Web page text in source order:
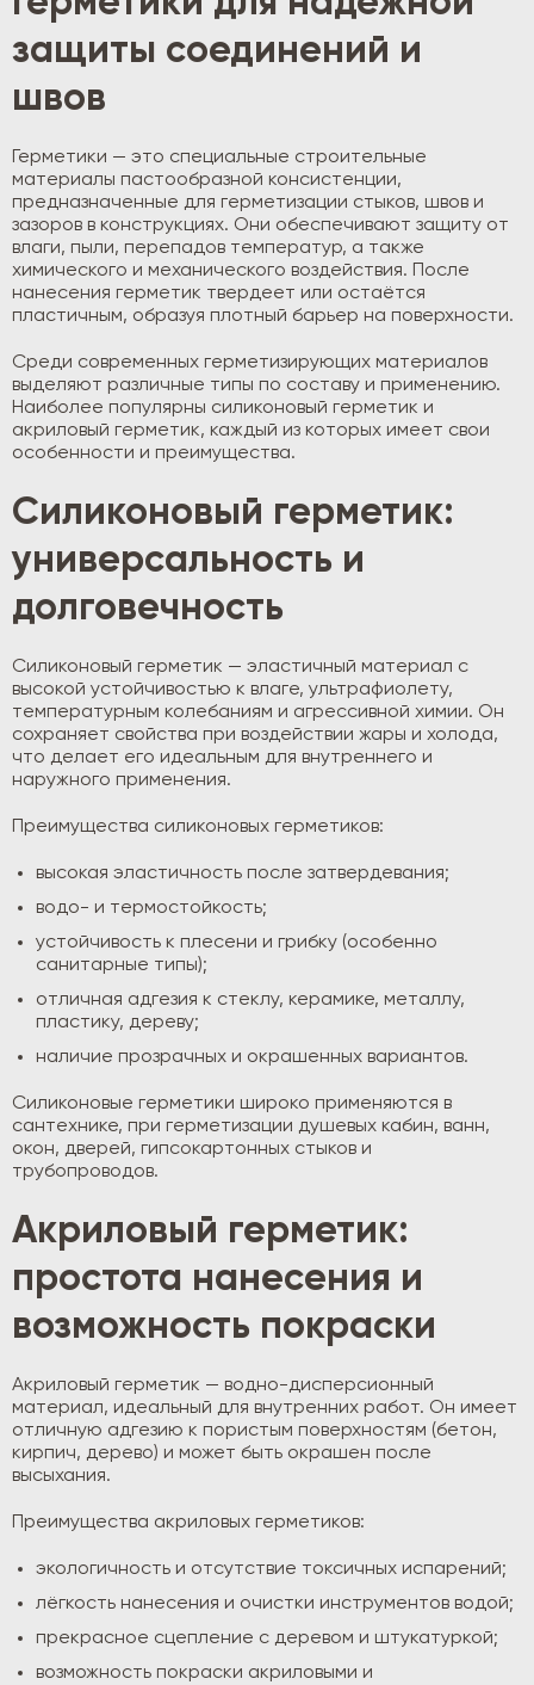
защиты соединений и
швов
Герметики — это специальные строительные
материалы пастообразной консистенции,
предназначенные для герметизации стыков, швов и
зазоров в конструкциях. Они обеспечивают защиту от
влаги, пыли, перепадов температур, а также
химического и механического воздействия. После
нанесения герметик твердеет или остаётся
пластичным, образуя плотный барьер на поверхности.
Среди современных герметизирующих материалов
выделяют различные типы по составу и применению.
Наиболее популярны силиконовый герметик и
акриловый герметик, каждый из которых имеет свои
особенности и преимущества.
Силиконовый герметик:
универсальность и
долговечность
Силиконовый герметик — эластичный материал с
высокой устойчивостью к влаге, ультрафиолету,
температурным колебаниям и агрессивной химии. Он
сохраняет свойства при воздействии жары и холода,
что делает его идеальным для внутреннего и
наружного применения.
Преимущества силиконовых герметиков:
высокая эластичность после затвердевания;
водо- и термостойкость;
устойчивость к плесени и грибку (особенно
санитарные типы);
отличная адгезия к стеклу, керамике, металлу,
пластику, дереву;
наличие прозрачных и окрашенных вариантов.
Силиконовые герметики широко применяются в
сантехнике, при герметизации душевых кабин, ванн,
окон, дверей, гипсокартонных стыков и
трубопроводов.
Акриловый герметик:
простота нанесения и
возможность покраски
Акриловый герметик — водно-дисперсионный
материал, идеальный для внутренних работ. Он имеет
отличную адгезию к пористым поверхностям (бетон,
кирпич, дерево) и может быть окрашен после
высыхания.
Преимущества акриловых герметиков:
экологичность и отсутствие токсичных испарений;
лёгкость нанесения и очистки инструментов водой;
прекрасное сцепление с деревом и штукатуркой;
возможность покраски акриловыми и